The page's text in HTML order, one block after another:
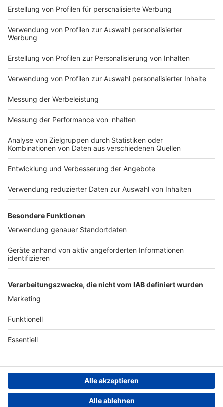
Impressum
Nutzungsbedingungen
Jobs
Presse
Werben
Archiv
ANTENNE BAYERN GROUP
Stiftung ANTENNE BAYERN
hilft
Teilnahmebedingungen
Grounding Page ANTENNE
BAYERN
Kontakt
Studio-Hotline
Verkehrs-Hotline
Datenschutz­erklärung
einstellungen
Persönliche Datenkontrolle
Newsletter